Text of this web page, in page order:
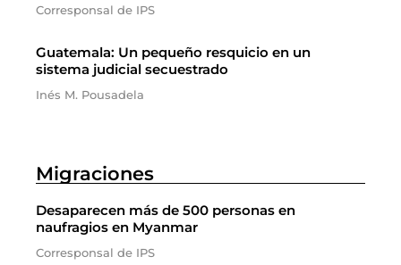
Corresponsal de IPS
Guatemala: Un pequeño resquicio en un
sistema judicial secuestrado
Inés M. Pousadela
Migraciones
Desaparecen más de 500 personas en
naufragios en Myanmar
Corresponsal de IPS